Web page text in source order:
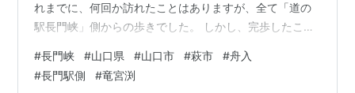
れまでに、何回か訪れたことはありますが、全て「道の
駅長門峡」側からの歩きでした。 しかし、完歩したこと
ると、11Ｋｍ以上になるからです。今回は、これまで見
たことのない「竜宮渕」側から歩いてみました。 そし
#長門峡 #山口県 #山口市 #萩市 #舟入
#長門駅側 #竜宮渕